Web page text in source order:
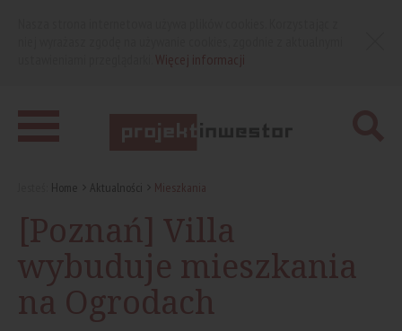
Home Aktualności Mieszkania
[Poznań] Villa
wybuduje mieszkania
na Ogrodach